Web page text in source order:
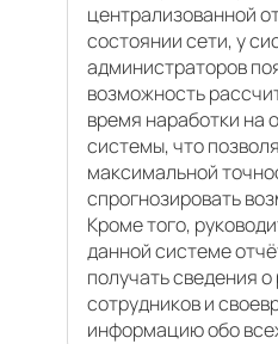
централизованной
состоянии сети, у
администраторов
возможность
время наработки на
системы, что
максимальной
спрогнозировать
Кроме того,
данной системе
получать сведения
сотрудников и
информацию обо